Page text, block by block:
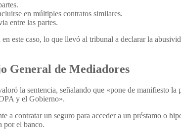
en múltiples contratos similares.
entre las partes.
este caso, lo que llevó al tribunal a declarar la
General de Mediadores
la sentencia, señalando que «pone de manifiesto
y el Gobierno».
a contratar un seguro para acceder a un préstamo o
por el banco.